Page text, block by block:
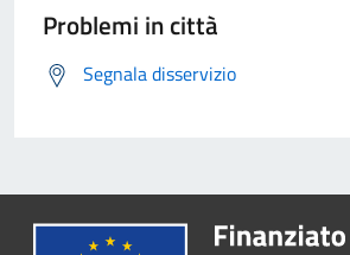
Problemi in città
Segnala disservizio